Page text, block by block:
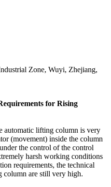
Zone, Wuyi, Zhejiang,
for Rising
automatic lifting column is very
(movement) inside the column
the control of the control
harsh working conditions
requirements, the technical
column are still very high.